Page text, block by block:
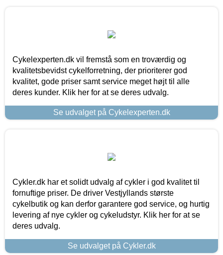
Cykelexperten.dk vil fremstå som en troværdig og
kvalitetsbevidst cykelforretning, der prioriterer god
kvalitet, gode priser samt service meget højt til alle
deres kunder. Klik her for at se deres udvalg.
Se udvalget på Cykelexperten.dk
Cykler.dk har et solidt udvalg af cykler i god kvalitet til
fornuftige priser. De driver Vestjyllands største
cykelbutik og kan derfor garantere god service, og hurtig
levering af nye cykler og cykeludstyr. Klik her for at se
deres udvalg.
Se udvalget på Cykler.dk